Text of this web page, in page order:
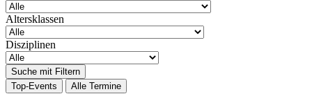
Altersklassen
Disziplinen
Suche mit Filtern
Top-Events
Alle Termine